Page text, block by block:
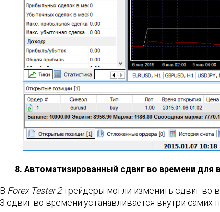
8. Автоматизированный сдвиг во времени для
В Forex Tester 2трейдеры могли изменить сдвиг во
3 сдвиг во времени устанавливается внутри самих